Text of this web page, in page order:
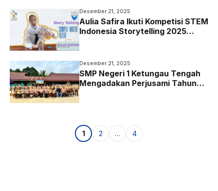
Desember 21, 2025
Aulia Safira Ikuti Kompetisi STEM
Indonesia Storytelling 2025
dengan Inovasi Penjernihan Air
Sederhana
Desember 21, 2025
SMP Negeri 1 Ketungau Tengah
Mengadakan Perjusami Tahun
2025
Halaman
1 Halaman
2 … Halaman
4